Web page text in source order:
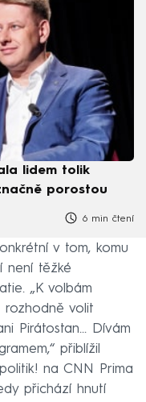
lidem tolik
porostou
6 min čtení
v tom, komu
není těžké
„K volbám
rozhodně volit
Pirátostan... Dívám
přiblížil
na CNN Prima
přichází hnutí